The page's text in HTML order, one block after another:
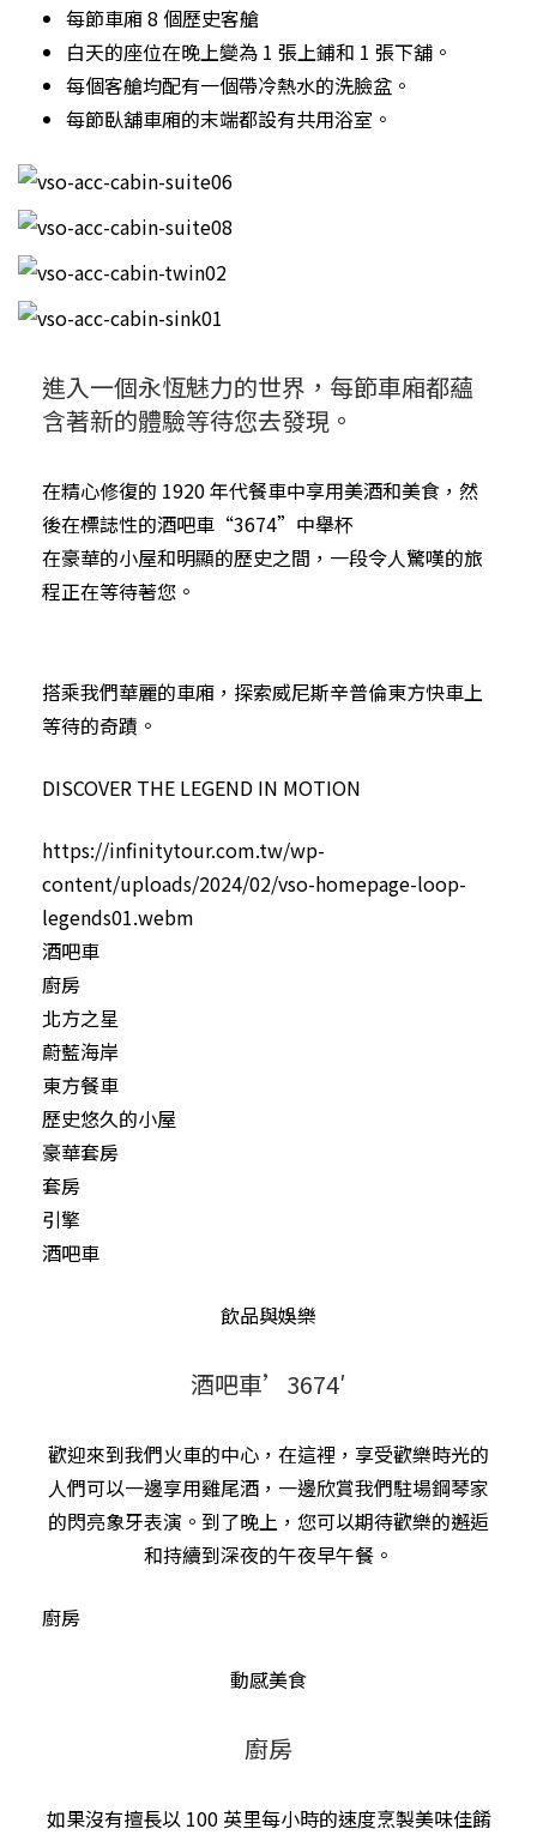
每節車廂 8 個歷史客艙
白天的座位在晚上變為 1 張上鋪和 1 張下舖。
每個客艙均配有一個帶冷熱水的洗臉盆。
每節臥舖車廂的末端都設有共用浴室。
進入一個永恆魅力的世界，每節車廂都蘊
含著新的體驗等待您去發現。
在精心修復的 1920 年代餐車中享用美酒和美食，然
後在標誌性的酒吧車“3674”中舉杯
在豪華的小屋和明顯的歷史之間，一段令人驚嘆的旅
程正在等待著您。
搭乘我們華麗的車廂，探索威尼斯辛普倫東方快車上
等待的奇蹟。
DISCOVER THE LEGEND IN MOTION
https://infinitytour.com.tw/wp-
content/uploads/2024/02/vso-homepage-loop-
legends01.webm
酒吧車
廚房
北方之星
蔚藍海岸
東方餐車
歷史悠久的小屋
豪華套房
套房
引擎
酒吧車
飲品與娛樂
酒吧車’3674′
歡迎來到我們火車的中心，在這裡，享受歡樂時光的
人們可以一邊享用雞尾酒，一邊欣賞我們駐場鋼琴家
的閃亮象牙表演。到了晚上，您可以期待歡樂的邂逅
和持續到深夜的午夜早午餐。
廚房
動感美食
廚房
如果沒有擅長以 100 英里每小時的速度烹製美味佳餚